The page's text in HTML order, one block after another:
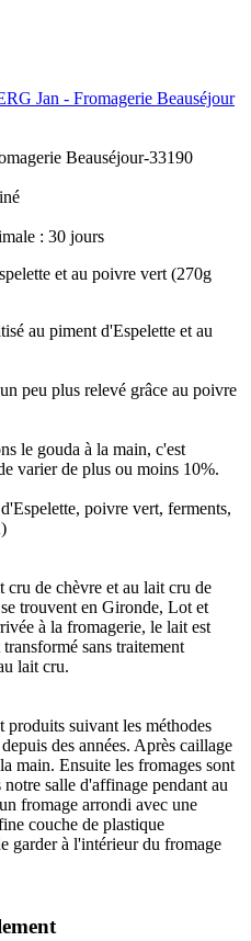
Jan - Fromagerie Beauséjour
Beauséjour-33190
: 30 jours
au piment d'Espelette et au
peu plus relevé grâce au poivre
le gouda à la main, c'est
varier de plus ou moins 10%.
poivre vert, ferments,
cru de chèvre et au lait cru de
trouvent en Gironde, Lot et
à la fromagerie, le lait est
sans traitement
lait cru.
suivant les méthodes
des années. Après caillage
main. Ensuite les fromages sont
salle d'affinage pendant au
fromage arrondi avec une
couche de plastique
garder à l'intérieur du fromage